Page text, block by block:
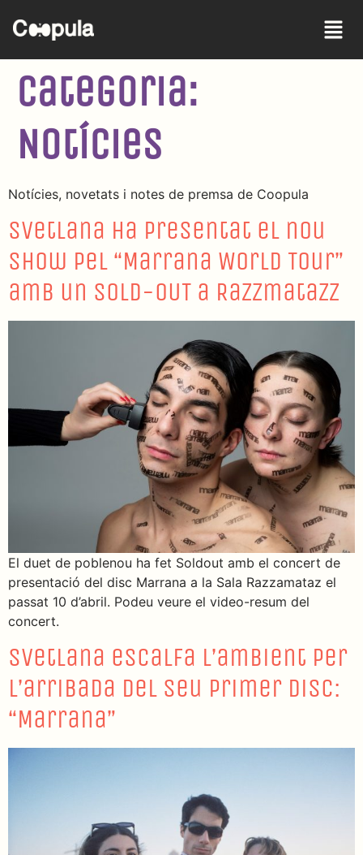
Categoria:
Notícies
Notícies, novetats i notes de premsa de Coopula
Svetlana ha presentat el nou
show pel “Marrana World Tour”
amb un SOLD-OUT a Razzmatazz
El duet de poblenou ha fet Soldout amb el concert de
presentació del disc Marrana a la Sala Razzamataz el
passat 10 d’abril. Podeu veure el video-resum del
concert.
Svetlana escalfa l’ambient per
l’arribada del seu primer disc:
“Marrana”